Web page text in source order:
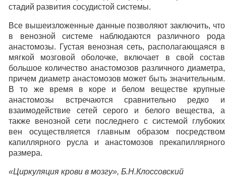
стадий развития сосудистой системы.
Все вышеизложенные данные позволяют заключить, что
в венозной системе наблюдаются различного рода
анастомозы. Густая венозная сеть, располагающаяся в
мягкой мозговой оболочке, включает в свой состав
большое количество анастомозов различного диаметра,
причем диаметр анастомозов может быть значительным.
В то же время в коре и белом веществе крупные
анастомозы встречаются сравнительно редко и
взаимодействие сетей серого и белого вещества, а
также венозной сети последнего с системой глубоких
вен осуществляется главным образом посредством
капиллярного русла и анастомозов прекапиллярного
размера.
«Циркуляция крови в мозгу», Б.Н.Клоссовский